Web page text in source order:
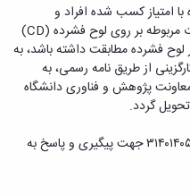
امتیاز کسب شده افراد و
پرسش‌نامه تکمیل شده به همراه مستندات مربوطه بر روی لوح فشرده (CD)
لوح فشرده مطابقت داشته باشد، به
از طریق نامه رسمی، به
پژوهش و فناوری دانشگاه
ضمناً، سرکار خانم صالحی با شماره تماس ۳۱۴۰۱۴۰۵ جهت پیگیری و پاسخ به